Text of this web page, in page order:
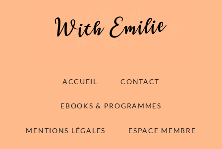
ACCUEIL CONTACT
EBOOKS & PROGRAMMES
MENTIONS LÉGALES ESPACE MEMBRE